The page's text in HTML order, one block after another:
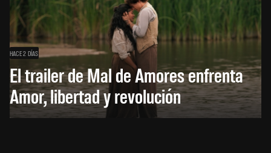
HACE 2 DÍAS
El trailer de Mal de Amores enfrenta
Amor, libertad y revolución